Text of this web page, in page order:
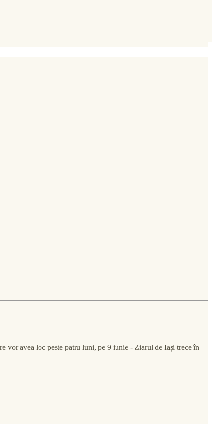
vor avea loc peste patru luni, pe 9 iunie - Ziarul de Iași trece în